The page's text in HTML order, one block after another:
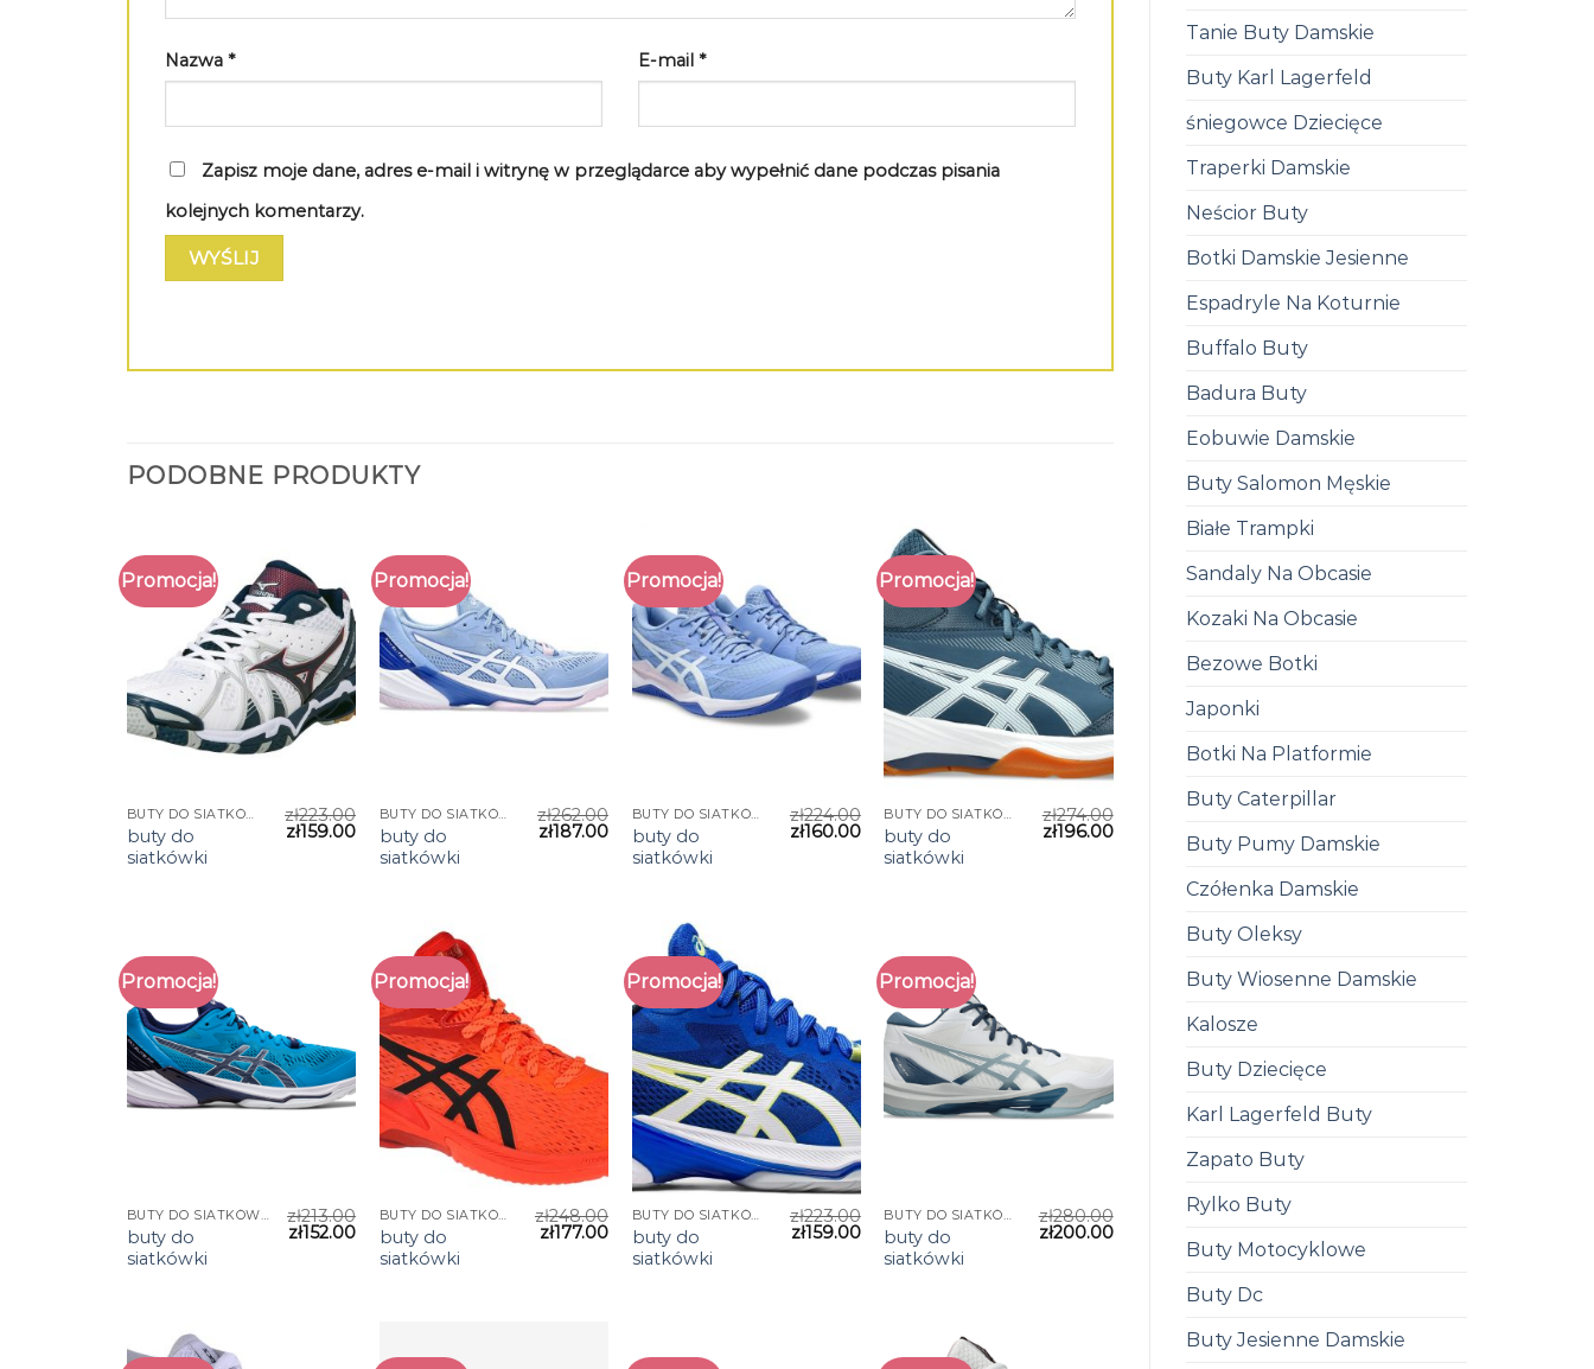
Tanie Buty Damskie
Buty Karl Lagerfeld
śniegowce Dziecięce
Traperki Damskie
Neścior Buty
Botki Damskie Jesienne
Espadryle Na Koturnie
Buffalo Buty
Badura Buty
Eobuwie Damskie
Buty Salomon Męskie
Białe Trampki
Sandaly Na Obcasie
Kozaki Na Obcasie
Bezowe Botki
Japonki
Botki Na Platformie
Buty Caterpillar
Buty Pumy Damskie
Czółenka Damskie
Buty Oleksy
Buty Wiosenne Damskie
Kalosze
Buty Dziecięce
Karl Lagerfeld Buty
Zapato Buty
Rylko Buty
Buty Motocyklowe
Buty Dc
Buty Jesienne Damskie
Nazwa * E-mail *
Zapisz moje dane, adres e-mail i witrynę w przeglądarce aby wypełnić dane podczas pisania
kolejnych komentarzy.
PODOBNE PRODUKTY
Promocja!
BUTY DO SIATKÓWKI
buty do
siatkówki
zł223.00
zł159.00
Promocja!
BUTY DO SIATKÓWKI
buty do
siatkówki
zł262.00
zł187.00
Promocja!
BUTY DO SIATKÓWKI
buty do
siatkówki
zł224.00
zł160.00
Promocja!
BUTY DO SIATKÓWKI
buty do
siatkówki
zł274.00
zł196.00
Promocja!
BUTY DO SIATKÓWKI
buty do
siatkówki
zł213.00
zł152.00
Promocja!
BUTY DO SIATKÓWKI
buty do
siatkówki
zł248.00
zł177.00
Promocja!
BUTY DO SIATKÓWKI
buty do
siatkówki
zł223.00
zł159.00
Promocja!
BUTY DO SIATKÓWKI
buty do
siatkówki
zł280.00
zł200.00